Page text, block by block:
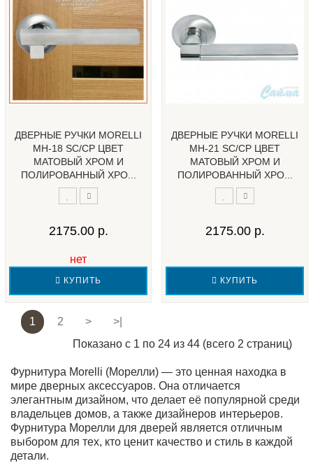
ДВЕРНЫЕ РУЧКИ MORELLI
MH-18 SC/CP ЦВЕТ
МАТОВЫЙ ХРОМ И
ПОЛИРОВАННЫЙ ХРО...
2175.00 р.
нет
КУПИТЬ
ДВЕРНЫЕ РУЧКИ MORELLI
MH-21 SC/CP ЦВЕТ
МАТОВЫЙ ХРОМ И
ПОЛИРОВАННЫЙ ХРО...
2175.00 р.
КУПИТЬ
1 2 >
>|
Показано с 1 по 24 из 44 (всего 2 страниц)
Фурнитура Morelli (Морелли) — это ценная находка в
мире дверных аксессуаров. Она отличается
элегантным дизайном, что делает её популярной среди
владельцев домов, а также дизайнеров интерьеров.
Фурнитура Морелли для дверей является отличным
выбором для тех, кто ценит качество и стиль в каждой
детали.